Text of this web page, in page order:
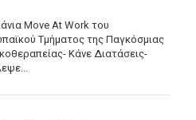
Move At Work του
Τμήματος της Παγκόσμιας
Κάνε Διατάσεις-